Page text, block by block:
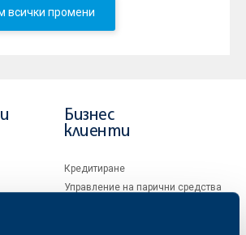
всички промени
Бизнес
клиенти
Кредитиране
Управление на парични средства